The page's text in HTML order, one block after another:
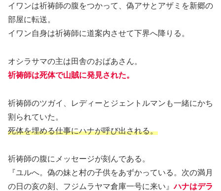
イワンは祈祷師の腹をつかって、偽アサとアザミを新郷の
部屋に転送。
イワン自身は祈祷師に道案内させて下界へ降りる。
オシラサマの主は田舎のおばあさん。
祈祷師は死体で山賊に発見された。
祈祷師のツガイ、レディーとジェントルマンも一緒にかち
割られていた。
死体を埋める仕事にハナが呼び出される。
祈祷師の腹にメッセージが刻んである。
『ユルへ。偽の妹と村の子供をあずかっている。次の満月
の日の亥の刻、フジムラヤマ倉庫一号に来い』ハナはデラ